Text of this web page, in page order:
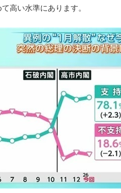
高い水準にあります。